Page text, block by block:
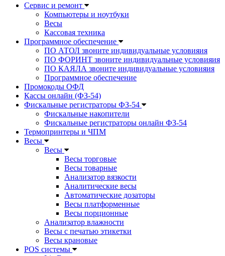
Сервис и ремонт
Компьютеры и ноутбуки
Весы
Кассовая техника
Программное обеспечение
ПО АТОЛ звоните индивидуальные условияия
ПО ФОРИНТ звоните индивидуальные условияия
ПО КАЯЛА звоните индивидуальные условияия
Программное обеспечение
Промокоды ОФД
Кассы онлайн (ФЗ-54)
Фискальные регистраторы ФЗ-54
Фискальные накопители
Фискальные регистраторы онлайн ФЗ-54
Термопринтеры и ЧПМ
Весы
Весы
Весы торговые
Весы товарные
Анализатор вязкости
Аналитические весы
Автоматические дозаторы
Весы платформенные
Весы порционные
Анализатор влажности
Весы с печатью этикетки
Весы крановые
POS системы